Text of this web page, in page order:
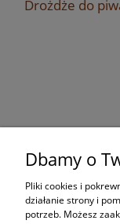
Drożdże do
Dbamy o
Pliki cookies i
działanie strony i
potrzeb. Możesz